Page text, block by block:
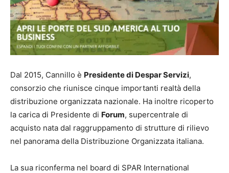
Dal 2015, Cannillo è Presidente di Despar Servizi,
consorzio che riunisce cinque importanti realtà della
distribuzione organizzata nazionale. Ha inoltre ricoperto
la carica di Presidente di Forum, supercentrale di
acquisto nata dal raggruppamento di strutture di rilievo
nel panorama della Distribuzione Organizzata italiana.
La sua riconferma nel board di SPAR International